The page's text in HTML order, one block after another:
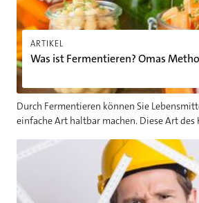
ARTIKEL
Was ist Fermentieren? Omas
Durch Fermentieren können Sie
einfache Art haltbar machen. Diese Art des
Die größten Heimwerker-Fails: